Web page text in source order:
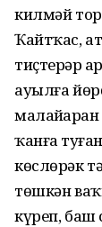
килмәй
Ҡайтҡас,
тиҫтерҙәр
ауылға
ҡанға
көслөрәк
төшкән
күреп, баш